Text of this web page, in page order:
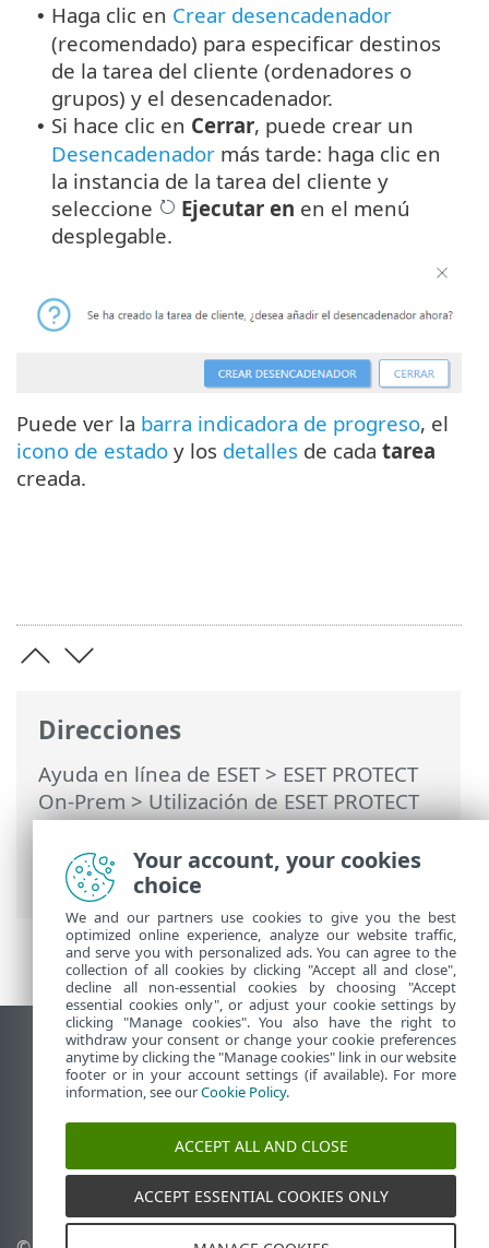
Direcciones
Ayuda en línea de ESET> ESET PROTECT
On-Prem>Utilización de ESET PROTECT
On-Prem>ESET PROTECT On-Prem Menú
principal
>Tareas>Tareas del cliente>
Apagar el ordenador
• Haga clic en Crear desencadenador
(recomendado) para especificar destinos
de la tarea del cliente (ordenadores o
grupos) y el desencadenador.
• Si hace clic en Cerrar, puede crear un
Desencadenador más tarde: haga clic en
la instancia de la tarea del cliente y
seleccione
Ejecutar en en el menú
desplegable.
Puede ver la barra indicadora de progreso, el
icono de estado y los detalles de cada tarea
creada.
Ver sitio para ordenador
End of Life
Base de conocimiento de ESET
ESET Status Portal
Soporte técnico regional
Your account, your cookies
choice
We and our partners use cookies to give you the best
optimized online experience, analyze our website traffic,
and serve you with personalized ads. You can agree to the
collection of all cookies by clicking "Accept all and close",
decline all non-essential cookies by choosing "Accept
essential cookies only", or adjust your cookie settings by
clicking "Manage cookies". You also have the right to
withdraw your consent or change your cookie preferences
anytime by clicking the "Manage cookies" link in our website
footer or in your account settings (if available). For more
information, see ourCookie Policy.
ACCEPT ALL AND CLOSE
ACCEPT ESSENTIAL COOKIES ONLY